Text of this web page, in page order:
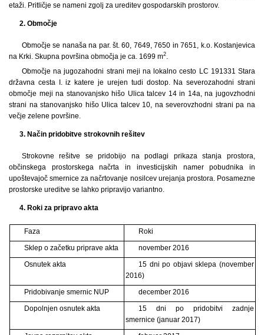
etaži. Pritličje se nameni zgolj za ureditev gospodarskih prostorov.
2. Območje
Območje se nanaša na par. št. 60, 7649, 7650 in 7651, k.o. Kostanjevica
na Krki. Skupna površina območja je ca. 1699 m2.
Območje na jugozahodni strani meji na lokalno cesto LC 191331 Stara
državna cesta I. iz katere je urejen tudi dostop. Na severozahodni strani
območje meji na stanovanjsko hišo Ulica talcev 14 in 14a, na jugovzhodni
strani na stanovanjsko hišo Ulica talcev 10, na severovzhodni strani pa na
večje zelene površine.
3. Način pridobitve strokovnih rešitev
Strokovne rešitve se pridobijo na podlagi prikaza stanja prostora,
občinskega prostorskega načrta in investicijskih namer pobudnika in
upoštevajoč smernice za načrtovanje nosilcev urejanja prostora. Posamezne
prostorske ureditve se lahko pripravijo variantno.
4. Roki za pripravo akta
Faza
Roki
Sklep o začetku priprave akta
november 2016
Osnutek akta
15 dni po objavi sklepa (november
2016)
Pridobivanje smernic NUP
december 2016
Dopolnjen osnutek akta
15 dni po pridobitvi zadnje
smernice (januar 2017)